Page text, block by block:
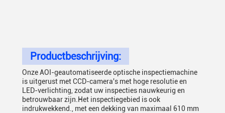
Productbeschrijving:
Onze AOI-geautomatiseerde optische inspectiemachine
is uitgerust met CCD-camera's met hoge resolutie en
LED-verlichting, zodat uw inspecties nauwkeurig en
betrouwbaar zijn.Het inspectiegebied is ook
indrukwekkend., met een dekking van maximaal 610 mm